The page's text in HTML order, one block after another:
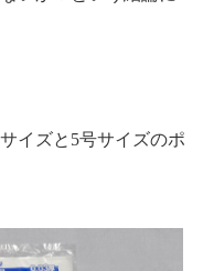
イズと5号サイズのポ